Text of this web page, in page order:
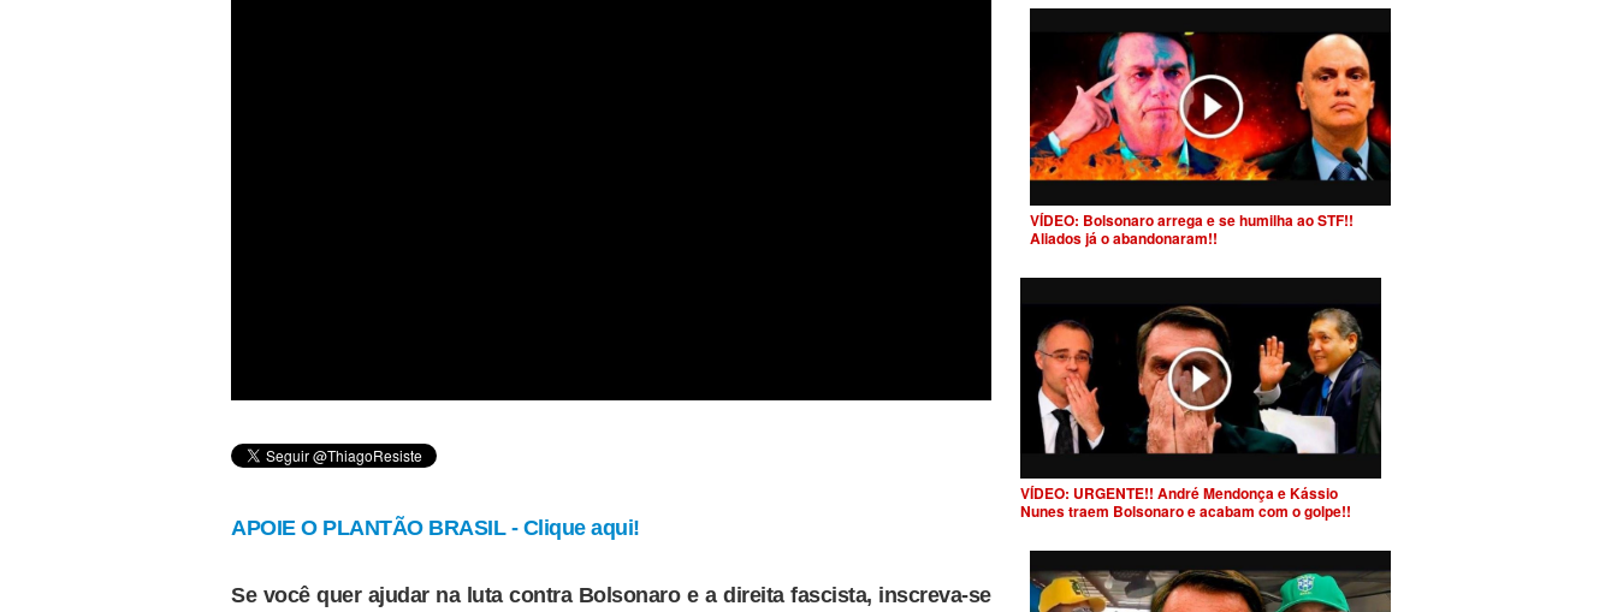
APOIE O PLANTÃO BRASIL - Clique aqui!
Se você quer ajudar na luta contra Bolsonaro e a direita fascista, inscreva-se
VÍDEO: Bolsonaro arrega e se humilha ao STF!!
Aliados já o abandonaram!!
VÍDEO: URGENTE!! André Mendonça e Kássio
Nunes traem Bolsonaro e acabam com o golpe!!